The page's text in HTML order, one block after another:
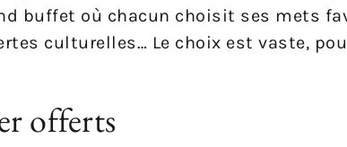
buffet où chacun choisit ses mets
culturelles… Le choix est vaste,
offerts